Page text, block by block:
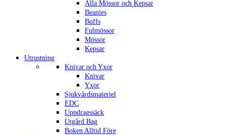
Alla Mössor och Kepsar
Beanies
Buffs
Fulmössor
Mössor
Kepsar
Utrustning
Knivar och Yxor
Knivar
Yxor
Sjukvårdsmateriel
EDC
Uppdragssäck
Utgård Bag
Boken Alltid Före